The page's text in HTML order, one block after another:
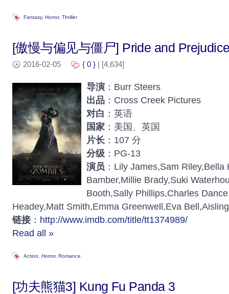
Fantasy, Horror, Thriller
[傲慢与偏见与僵尸] Pride and
2016-02-05 { 0 } | [4,634]
导演 ：Burr Steers
出品 ：Cross Creek Pictures
对白 ：英语
国家 ：美国、英国
片长 ：107 分
分级 ：PG-13
演员 ：Lily James,Sam
Bamber,Millie Brady,Suki
Booth,Sally Phillips,Charles
Headey,Matt Smith,Emma Greenwell,Eva
链接 ： http://www.imdb.com/title/tt1374989/
Read all »
Action Horror, Romance
[功夫熊猫3] Kung Fu Panda 3